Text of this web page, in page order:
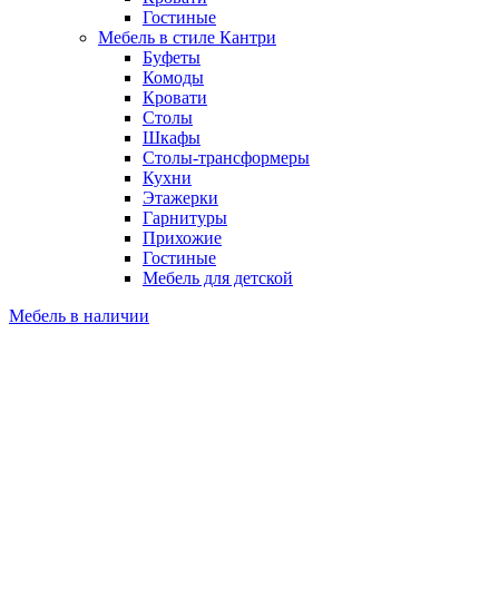
Гостиные
Мебель в стиле Кантри
Буфеты
Комоды
Кровати
Столы
Шкафы
Столы-трансформеры
Кухни
Этажерки
Гарнитуры
Прихожие
Гостиные
Мебель для детской
Мебель в наличии